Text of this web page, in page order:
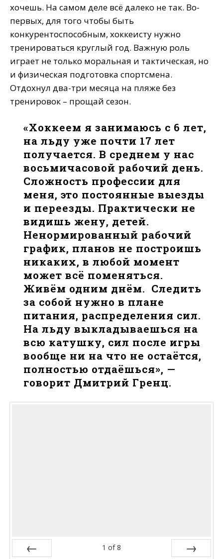
хочешь. На самом деле всё далеко не так. Во-
первых, для того чтобы быть
конкурентоспособным, хоккеисту нужно
тренироваться круглый год. Важную роль
играет не только моральная и тактическая, но
и физическая подготовка спортсмена.
Отдохнул два-три месяца на пляже без
тренировок – прощай сезон.
«Хоккеем я занимаюсь с 6 лет,
на льду уже почти 17 лет
получается. В среднем у нас
восьмичасовой рабочий день.
Сложность профессии для
меня, это постоянные выезды
и переезды. Практически не
видишь жену, детей.
Ненормированный рабочий
график, планов не построишь
никаких, в любой момент
может всё поменяться.
Живём одним днём. Следить
за собой нужно в плане
питания, распределения сил.
На льду выкладываешься на
всю катушку, сил после игры
вообще ни на что не остаётся,
полностью отдаёшься», —
говорит Дмитрий Гренц.
1 of 8